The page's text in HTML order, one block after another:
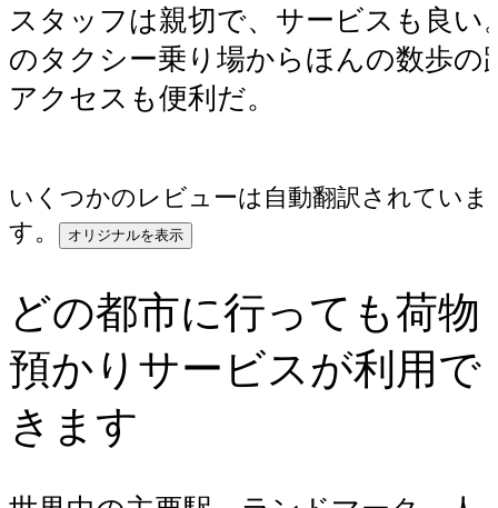
スタッフは親切で、サービスも良い
のタクシー乗り場からほんの数歩の
アクセスも便利だ。
いくつかのレビューは自動翻訳されていま
す。
オリジナルを表示
どの都市に行っても荷物
預かりサービスが利用で
きます